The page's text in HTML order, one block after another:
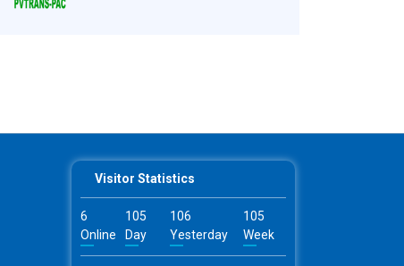
Visitor Statistics
6
Online
105
Day
106
Yesterday
105
Week